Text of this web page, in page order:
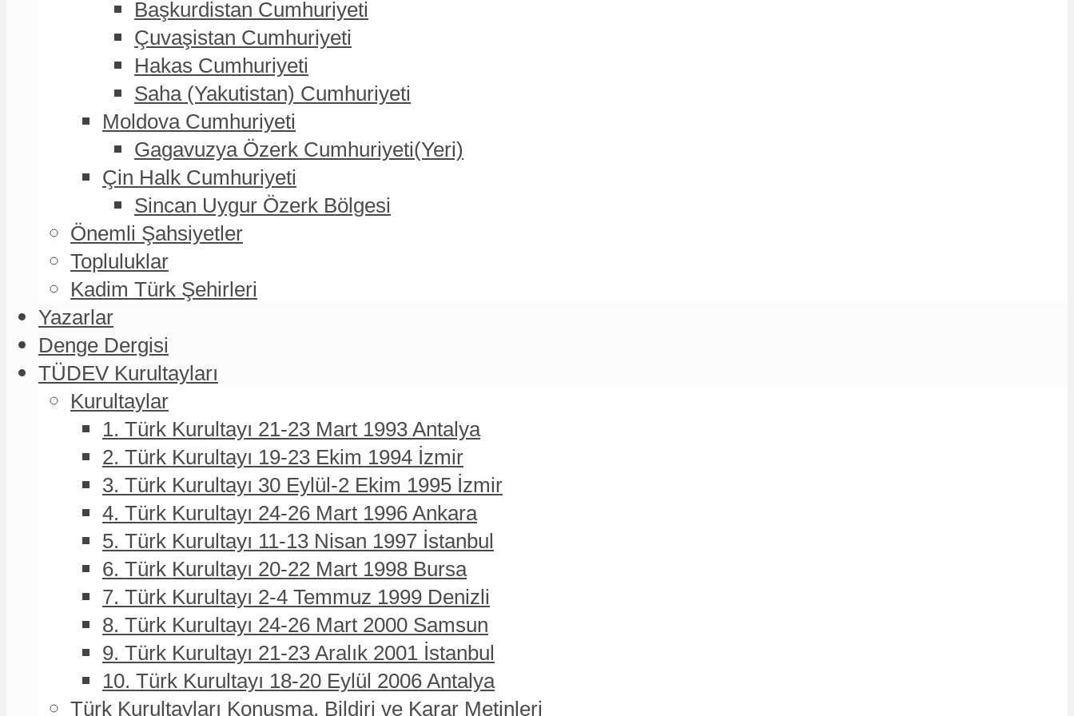
Başkurdistan Cumhuriyeti
Çuvaşistan Cumhuriyeti
Hakas Cumhuriyeti
Saha (Yakutistan) Cumhuriyeti
Moldova Cumhuriyeti
Gagavuzya Özerk Cumhuriyeti(Yeri)
Çin Halk Cumhuriyeti
Sincan Uygur Özerk Bölgesi
Önemli Şahsiyetler
Topluluklar
Kadim Türk Şehirleri
Yazarlar
Denge Dergisi
TÜDEV Kurultayları
Kurultaylar
1. Türk Kurultayı 21-23 Mart 1993 Antalya
2. Türk Kurultayı 19-23 Ekim 1994 İzmir
3. Türk Kurultayı 30 Eylül-2 Ekim 1995 İzmir
4. Türk Kurultayı 24-26 Mart 1996 Ankara
5. Türk Kurultayı 11-13 Nisan 1997 İstanbul
6. Türk Kurultayı 20-22 Mart 1998 Bursa
7. Türk Kurultayı 2-4 Temmuz 1999 Denizli
8. Türk Kurultayı 24-26 Mart 2000 Samsun
9. Türk Kurultayı 21-23 Aralık 2001 İstanbul
10. Türk Kurultayı 18-20 Eylül 2006 Antalya
Türk Kurultayları Konuşma, Bildiri ve Karar Metinleri